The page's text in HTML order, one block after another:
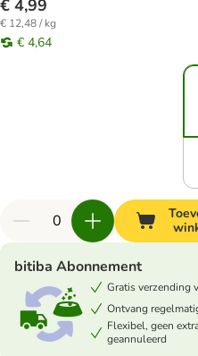
€ 4,99
€ 12,48 / kg
€ 4,64
bitiba Abonnement
Gratis verzending
Ontvang
Flexibel, geen
geannuleerd